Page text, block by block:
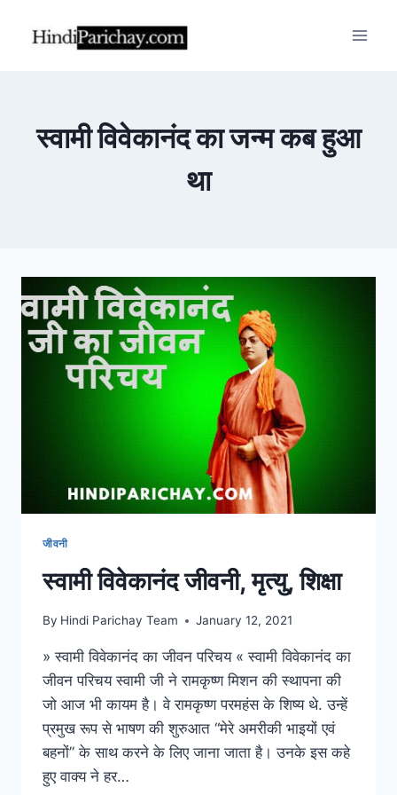
स्वामी विवेकानंद का जन्म कब हुआ
था
जीवनी
स्वामी विवेकानंद जीवनी, मृत्यु, शिक्षा
By Hindi Parichay Team January 12, 2021
» स्वामी विवेकानंद का जीवन परिचय « स्वामी विवेकानंद का
जीवन परिचय स्वामी जी ने रामकृष्ण मिशन की स्थापना की
जो आज भी कायम है। वे रामकृष्ण परमहंस के शिष्य थे. उन्हें
प्रमुख रूप से भाषण की शुरुआत “मेरे अमरीकी भाइयों एवं
बहनों” के साथ करने के लिए जाना जाता है। उनके इस कहे
हुए वाक्य ने हर…